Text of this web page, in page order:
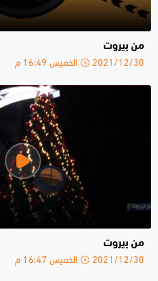
من بيروت
2021/12/30 الخميس 16:49 م
من بيروت
2021/12/30 الخميس 16:47 م